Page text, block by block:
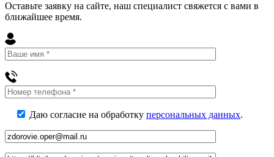
Оставьте заявку на сайте, наш специалист свяжется с вами в
ближайшее время.
Даю согласие на обработку персональных данных.